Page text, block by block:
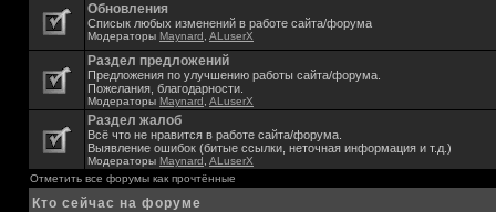
Обновления
Списык любых изменений в работе сайта/форума
Модераторы Maynard ALuserX
Раздел предложений
Предложения по улучшению работы сайта/форума.
Пожелания, благодарности.
Модераторы Maynard ALuserX
Раздел жалоб
Всё что не нравится в работе сайта/форума.
Выявление ошибок (битые ссылки, неточная информация и т.д.)
Модераторы Maynard ALuserX
Отметить все форумы как прочтённые
Кто сейчас на форуме